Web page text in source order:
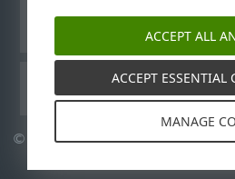
Outros
© 1992-2026ESET, spol. s r.o. -
ACCEPT ALL
ACCEPT ESSENTIAL
MANAGE